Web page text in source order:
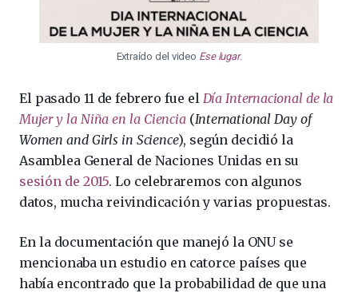
Extraído del video Ese lugar.
El pasado 11 de febrero fue el Día Internacional de la
Mujer y la Niña en la Ciencia(International Day of
Women and Girls in Science), según decidió la
Asamblea General de Naciones Unidas en su
sesión de 2015. Lo celebraremos con algunos
datos, mucha reivindicación y varias propuestas.
En la documentación que manejó la ONU se
mencionaba un estudio en catorce países que
había encontrado que la probabilidad de que una